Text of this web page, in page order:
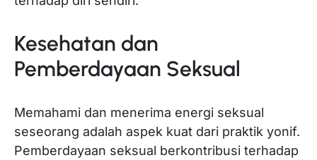
Kesehatan dan
Pemberdayaan Seksual
Memahami dan menerima energi seksual
seseorang adalah aspek kuat dari praktik yonif.
Pemberdayaan seksual berkontribusi terhadap